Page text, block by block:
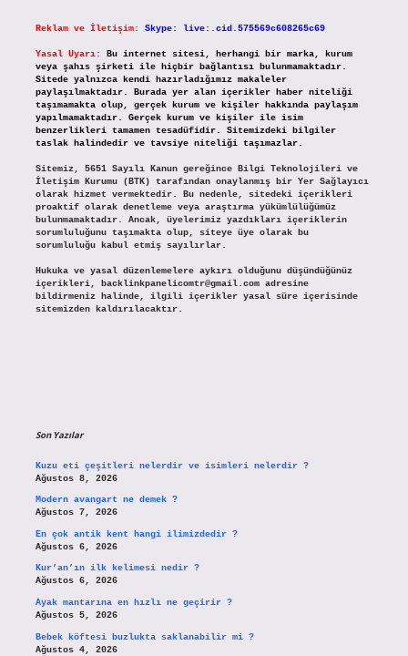
Reklam ve İletişim: Skype: live:.cid.575569c608265c69
Yasal Uyarı:
Bu internet sitesi, herhangi bir marka, kurum
veya şahıs şirketi ile hiçbir bağlantısı bulunmamaktadır.
Sitede yalnızca kendi hazırladığımız makaleler
paylaşılmaktadır. Burada yer alan içerikler haber niteliği
taşımamakta olup, gerçek kurum ve kişiler hakkında paylaşım
yapılmamaktadır. Gerçek kurum ve kişiler ile isim
benzerlikleri tamamen tesadüfidir. Sitemizdeki bilgiler
taslak halindedir ve tavsiye niteliği taşımazlar.
Sitemiz, 5651 Sayılı Kanun gereğince Bilgi Teknolojileri ve
İletişim Kurumu (BTK) tarafından onaylanmış bir Yer Sağlayıcı
olarak hizmet vermektedir. Bu nedenle, sitedeki içerikleri
proaktif olarak denetleme veya araştırma yükümlülüğümüz
bulunmamaktadır. Ancak, üyelerimiz yazdıkları içeriklerin
sorumluluğunu taşımakta olup, siteye üye olarak bu
sorumluluğu kabul etmiş sayılırlar.
Hukuka ve yasal düzenlemelere aykırı olduğunu düşündüğünüz
içerikleri,
backlinkpanelicomtr@gmail.comadresine
bildirmeniz halinde, ilgili içerikler yasal süre içerisinde
sitemizden kaldırılacaktır.
Son Yazılar
Kuzu eti çeşitleri nelerdir ve isimleri nelerdir ?
Ağustos 8, 2026
Modern avangart ne demek ?
Ağustos 7, 2026
En çok antik kent hangi ilimizdedir ?
Ağustos 6, 2026
Kur’an’ın ilk kelimesi nedir ?
Ağustos 6, 2026
Ayak mantarına en hızlı ne geçirir ?
Ağustos 5, 2026
Bebek köftesi buzlukta saklanabilir mi ?
Ağustos 4, 2026